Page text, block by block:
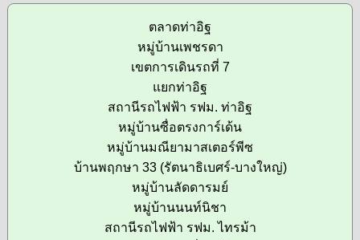
ตลาดท่าอิฐ
หมู่บ้านเพชรดา
เขตการเดินรถที่ 7
แยกท่าอิฐ
สถานีรถไฟฟ้า รฟม. ท่าอิฐ
หมู่บ้านซื่อตรงการ์เด้น
หมู่บ้านมณียามาสเตอร์พีซ
บ้านพฤกษา 33 (รัตนาธิเบศร์-บางใหญ่)
หมู่บ้านลัดดารมย์
หมู่บ้านนนท์นิชา
สถานีรถไฟฟ้า รฟม. ไทรม้า